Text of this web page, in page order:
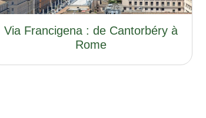
Via Francigena : de Cantorbéry à
Rome